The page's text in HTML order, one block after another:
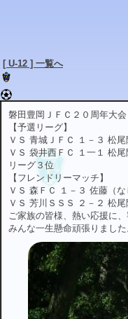
[ U-12 ] 一覧へ
磐田豊岡ＪＦＣ２０周年大
【予選リーグ】
ＶＳ 青城ＪＦＣ １－３ 松尾
ＶＳ 袋井西ＦＣ １一１ 松尾
リーグ３位
【フレンドリーマッチ】
ＶＳ 森ＦＣ １－３ 佐藤（な
ＶＳ 芳川ＳＳＳ ２－２ 松尾
ご家族の皆様、熱い応援に
みんな一生懸命頑張りました